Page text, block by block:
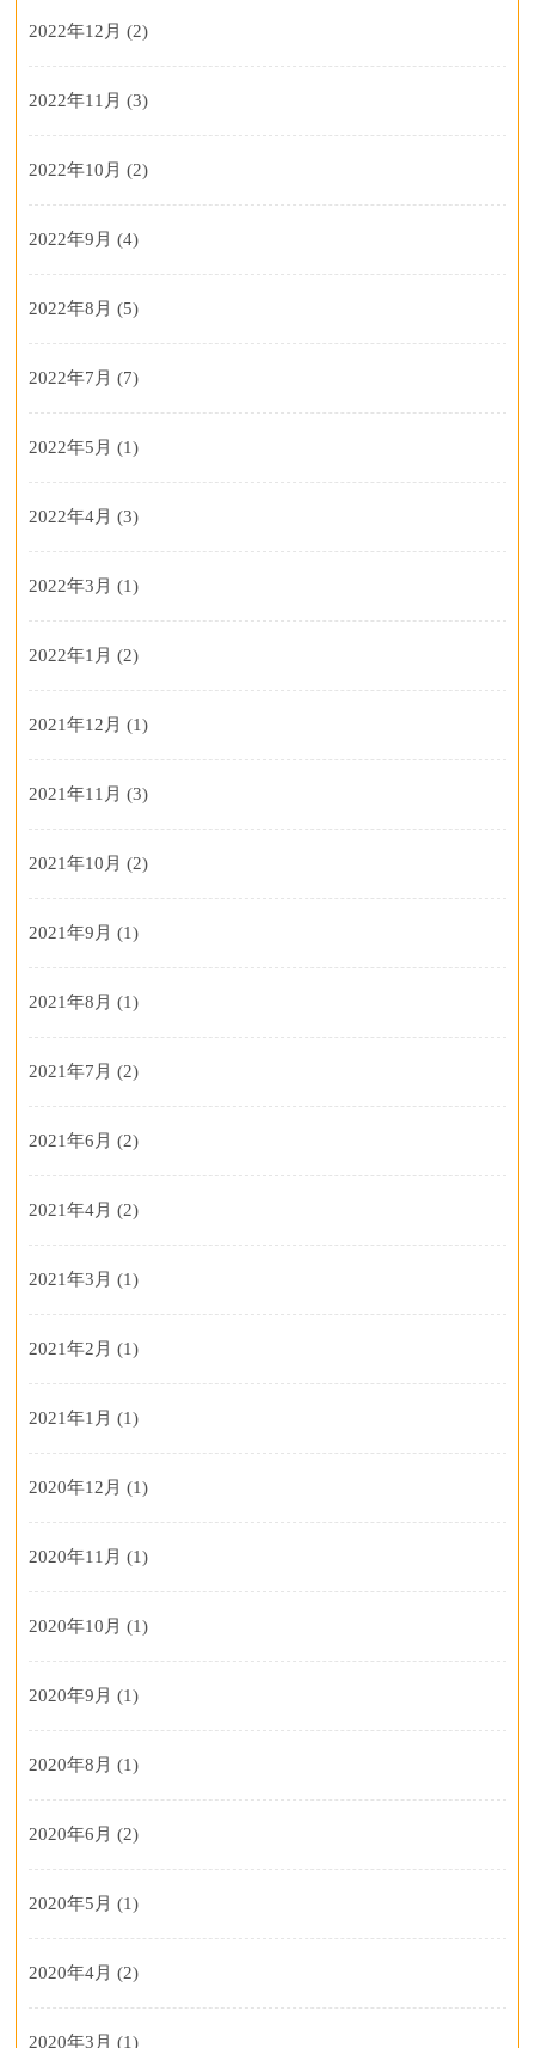
2022年12月 (2)
2022年11月 (3)
2022年10月 (2)
2022年9月 (4)
2022年8月 (5)
2022年7月 (7)
2022年5月 (1)
2022年4月 (3)
2022年3月 (1)
2022年1月 (2)
2021年12月 (1)
2021年11月 (3)
2021年10月 (2)
2021年9月 (1)
2021年8月 (1)
2021年7月 (2)
2021年6月 (2)
2021年4月 (2)
2021年3月 (1)
2021年2月 (1)
2021年1月 (1)
2020年12月 (1)
2020年11月 (1)
2020年10月 (1)
2020年9月 (1)
2020年8月 (1)
2020年6月 (2)
2020年5月 (1)
2020年4月 (2)
2020年3月 (1)